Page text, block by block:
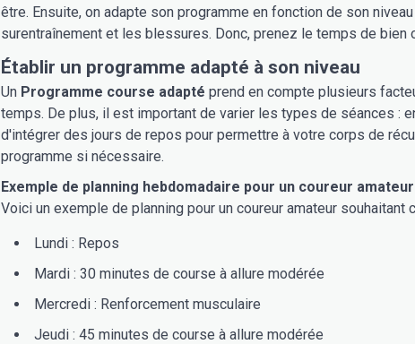
être. Ensuite, on adapte son programme en fonction de son
surentraînement et les blessures. Donc, prenez le temps de bien
Établir un programme adapté à son niveau
Un Programme course adapté prend en compte plusieurs
temps. De plus, il est important de varier les types de séances :
d'intégrer des jours de repos pour permettre à votre corps de
programme si nécessaire.
Exemple de planning hebdomadaire pour un coureur amateur
Voici un exemple de planning pour un coureur amateur souhaitant
Lundi : Repos
Mardi : 30 minutes de course à allure modérée
Mercredi : Renforcement musculaire
Jeudi : 45 minutes de course à allure modérée